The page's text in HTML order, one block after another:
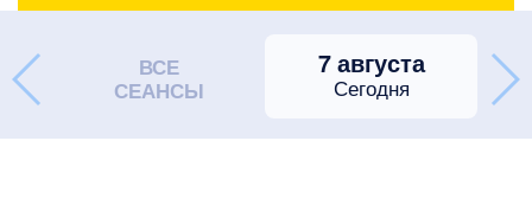
ВСЕ
СЕАНСЫ
7 августа
Сегодня